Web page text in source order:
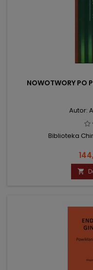
NOWOTWORY PO
Autor:
Biblioteka
